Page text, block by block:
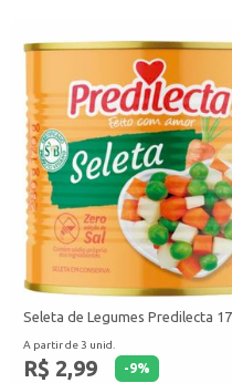
Seleta de Legumes Predilecta
A partir de 3 unid.
R$ 2,99 -9%